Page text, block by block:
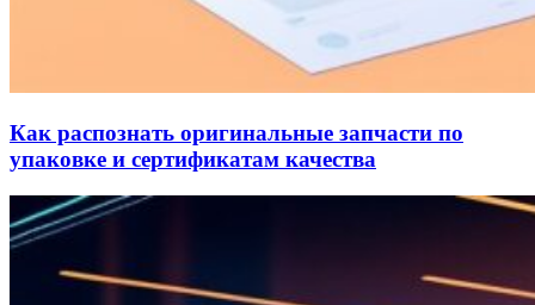
Как распознать оригинальные запчасти по
упаковке и сертификатам качества